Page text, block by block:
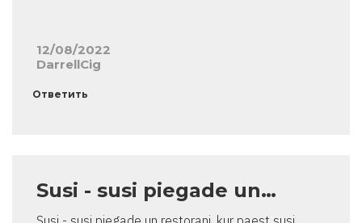
12/08/2022
DarrellCig
Ответить
Susi - susi piegade un…